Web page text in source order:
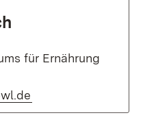
für Ernährung